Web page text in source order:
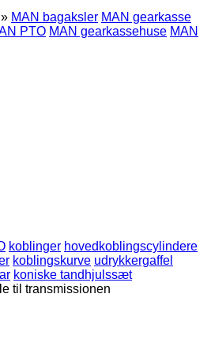
» MAN bagaksler MAN gearkasse
PTO MAN gearkassehuse MAN
koblinger hovedkoblingscylindere
koblingskurve udrykkergaffel
koniske tandhjulssæt
til transmissionen